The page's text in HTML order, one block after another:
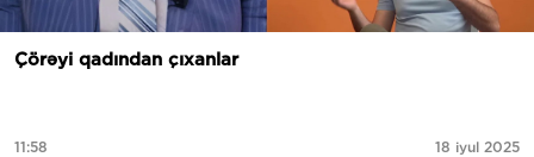
Çörəyi qadından çıxanlar
11:58 18 iyul 2025